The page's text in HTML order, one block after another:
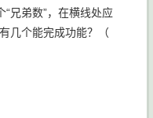
兄弟数”，在横线处应
几个能完成功能？（